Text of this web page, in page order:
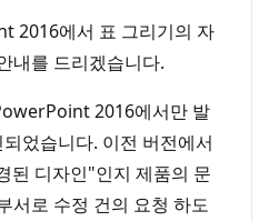
2016에서 표 그리기의 자
내를 드리겠습니다.
2016에서만 발
었습니다. 이전 버전에서
된 디자인"인지 제품의 문
서로 수정 건의 요청 하도